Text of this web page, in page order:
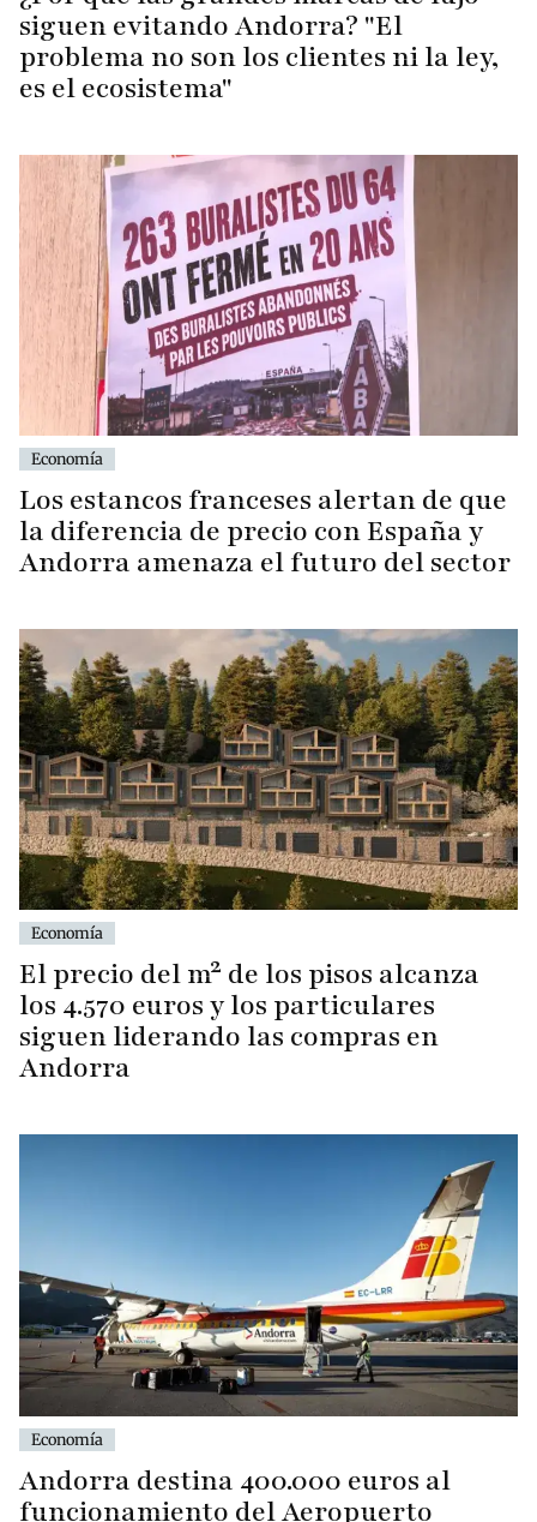
siguen evitando Andorra? "El
problema no son los clientes ni la ley,
es el ecosistema"
Economía
Los estancos franceses alertan de que
la diferencia de precio con España y
Andorra amenaza el futuro del sector
Economía
El precio del m² de los pisos alcanza
los 4.570 euros y los particulares
siguen liderando las compras en
Andorra
Economía
Andorra destina 400.000 euros al
funcionamiento del Aeropuerto